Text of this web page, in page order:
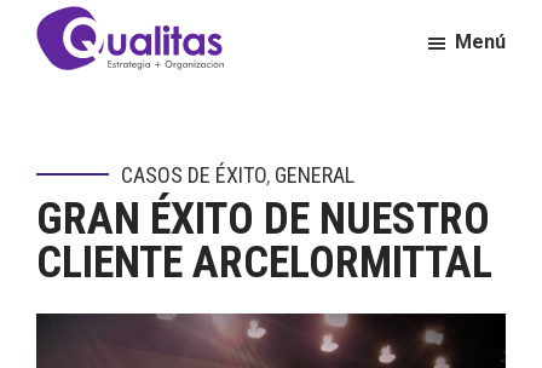
Saltar
contenido
Saltar
y
Excelencia
Empresarial
Menú
CASOS DE ÉXITO, GENERAL
GRAN ÉXITO DE NUESTRO
CLIENTE ARCELORMITTAL